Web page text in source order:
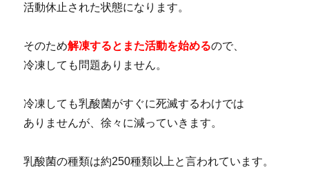
活動休止された状態になります。
そのため解凍するとまた活動を始めるので、
冷凍しても問題ありません。
冷凍しても乳酸菌がすぐに死滅するわけでは
ありませんが、徐々に減っていきます。
乳酸菌の種類は約250種類以上と言われています。